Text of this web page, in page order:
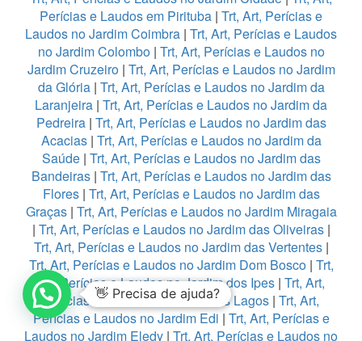
Perícias e Laudos em Pirituba | Trt, Art, Perícias e
Laudos no Jardim Coimbra | Trt, Art, Perícias e Laudos
no Jardim Colombo| Trt, Art, Perícias e Laudos no
Jardim Cruzeiro| Trt, Art, Perícias e Laudos no Jardim
da Glória| Trt, Art, Perícias e Laudos no Jardim da
Laranjeira | Trt, Art, Perícias e Laudos no Jardim da
Pedreira| Trt, Art, Perícias e Laudos no Jardim das
Acacias| Trt, Art, Perícias e Laudos no Jardim da
Saúde| Trt, Art, Perícias e Laudos no Jardim das
Bandeiras| Trt, Art, Perícias e Laudos no Jardim das
Flores| Trt, Art, Perícias e Laudos no Jardim das
Graças| Trt, Art, Perícias e Laudos no Jardim Miragaia
| Trt, Art, Perícias e Laudos no Jardim das Oliveiras|
Trt, Art, Perícias e Laudos no Jardim das Vertentes|
Trt, Art, Perícias e Laudos no Jardim Dom Bosco| Trt,
Art, Perícias e Laudos no Jardim dos Ipes | Trt, Art,
Perícias e Laudos no Jardim dos Lagos | Trt, Art,
Perícias e Laudos no Jardim Edi | Trt, Art, Perícias e
Laudos no Jardim Eledy | Trt, Art, Perícias e Laudos no
👋 Precisa de ajuda?